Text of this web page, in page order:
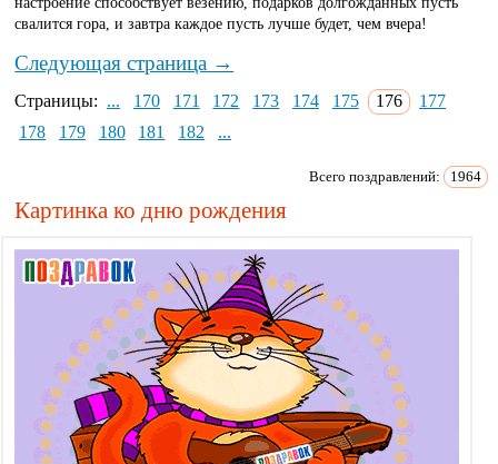
свалится гора, и завтра каждое пусть лучше будет, чем вчера!
Следующая страница →
Страницы: ... 170 171 172 173 174 175 176
177
178
179 180 181 182 ...
Всего поздравлений: 1964
Картинка ко дню рождения